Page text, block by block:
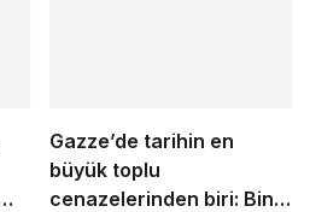
Gazze’de tarihin en
büyük toplu
cenazelerinden biri: Bin